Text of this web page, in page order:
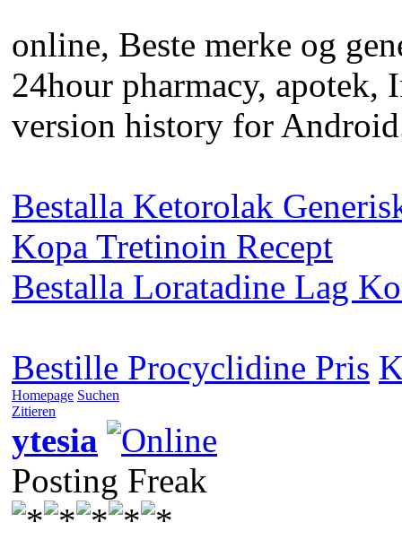
online, Beste merke og
24hour pharmacy, apotek,
version history for
Bestalla Ketorolak
Kopa Tretinoin Recept
Bestalla Loratadine Lag
Bestille Procyclidine Pris
Homepage Suchen
Zitieren
ytesia
Posting Freak